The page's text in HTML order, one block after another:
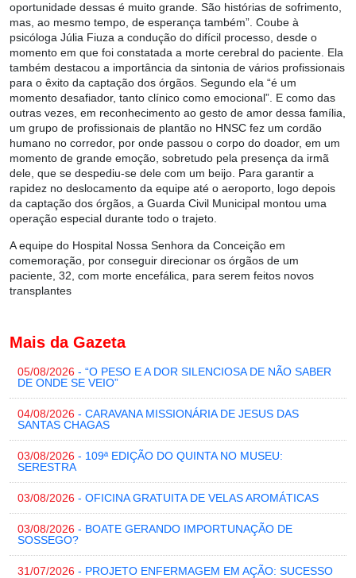
oportunidade dessas é muito grande. São histórias de sofrimento,
mas, ao mesmo tempo, de esperança também”. Coube à
psicóloga Júlia Fiuza a condução do difícil processo, desde o
momento em que foi constatada a morte cerebral do paciente. Ela
também destacou a importância da sintonia de vários profissionais
para o êxito da captação dos órgãos. Segundo ela “é um
momento desafiador, tanto clínico como emocional”. E como das
outras vezes, em reconhecimento ao gesto de amor dessa família,
um grupo de profissionais de plantão no HNSC fez um cordão
humano no corredor, por onde passou o corpo do doador, em um
momento de grande emoção, sobretudo pela presença da irmã
dele, que se despediu-se dele com um beijo. Para garantir a
rapidez no deslocamento da equipe até o aeroporto, logo depois
da captação dos órgãos, a Guarda Civil Municipal montou uma
operação especial durante todo o trajeto.
A equipe do Hospital Nossa Senhora da Conceição em
comemoração, por conseguir direcionar os órgãos de um
paciente, 32, com morte encefálica, para serem feitos novos
transplantes
Mais da Gazeta
05/08/2026 - “O PESO E A DOR SILENCIOSA DE NÃO SABER
DE ONDE SE VEIO”
04/08/2026 - CARAVANA MISSIONÁRIA DE JESUS DAS
SANTAS CHAGAS
03/08/2026 - 109ª EDIÇÃO DO QUINTA NO MUSEU:
SERESTRA
03/08/2026 - OFICINA GRATUITA DE VELAS AROMÁTICAS
03/08/2026 - BOATE GERANDO IMPORTUNAÇÃO DE
SOSSEGO?
31/07/2026 - PROJETO ENFERMAGEM EM AÇÃO: SUCESSO